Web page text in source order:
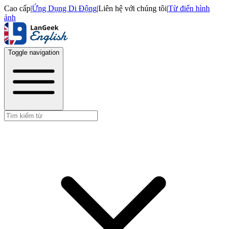
Cao cấp|Ứng Dụng Di Động|Liên hệ với chúng tôi|Từ điển hình
ảnh
Toggle navigation